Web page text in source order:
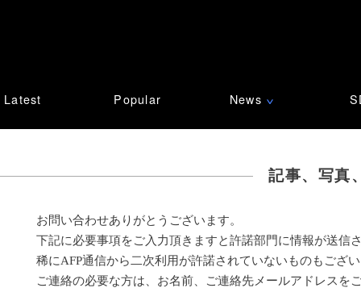
Latest Popular News ∨
記事、写真
お問い合わせありがとうございます。
下記に必要事項をご入力頂きますと許諾部門に情報が送信
稀にAFP通信から二次利用が許諾されていないものもござ
ご連絡の必要な方は、お名前、ご連絡先メールアドレスを